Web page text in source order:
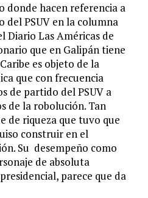
donde hacen referencia a
del PSUV en la columna
Diario Las Américas de
que en Galipán tiene
es objeto de la
que con frecuencia
de partido del PSUV a
de la robolución. Tan
de riqueza que tuvo que
construir en el
Su desempeño como
de absoluta
parece que da